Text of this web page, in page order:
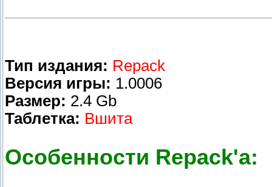
Тип издания: Repack
Версия игры: 1.0006
Размер: 2.4 Gb
Таблетка: Вшита
Особенности Repack'a: